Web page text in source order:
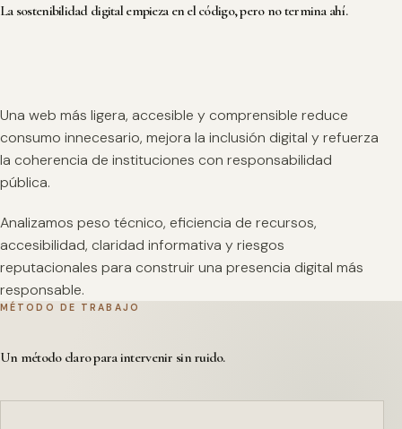
La sostenibilidad digital empieza en el código, pero no termina ahí.
Una web más ligera, accesible y comprensible reduce
consumo innecesario, mejora la inclusión digital y refuerza
la coherencia de instituciones con responsabilidad
pública.
Analizamos peso técnico, eficiencia de recursos,
accesibilidad, claridad informativa y riesgos
reputacionales para construir una presencia digital más
responsable.
MÉTODO DE TRABAJO
Un método claro para intervenir sin ruido.